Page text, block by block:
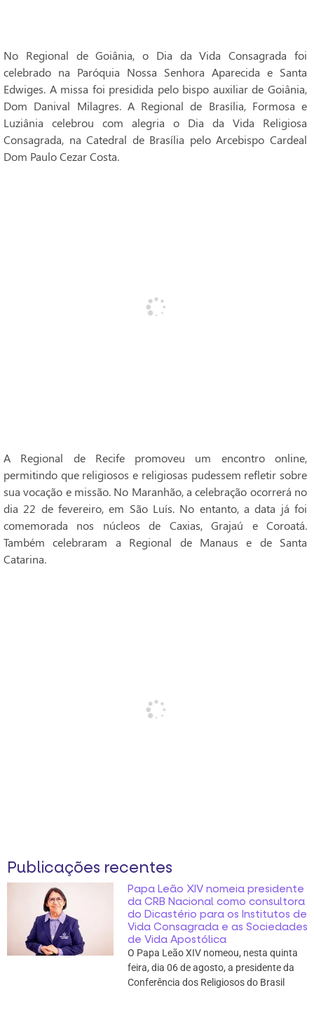
No Regional de Goiânia, o Dia da Vida Consagrada foi
celebrado na Paróquia Nossa Senhora Aparecida e Santa
Edwiges. A missa foi presidida pelo bispo auxiliar de Goiânia,
Dom Danival Milagres. A Regional de Brasília, Formosa e
Luziânia celebrou com alegria o Dia da Vida Religiosa
Consagrada, na Catedral de Brasília pelo Arcebispo Cardeal
Dom Paulo Cezar Costa.
A Regional de Recife promoveu um encontro online,
permitindo que religiosos e religiosas pudessem refletir sobre
sua vocação e missão. No Maranhão, a celebração ocorrerá no
dia 22 de fevereiro, em São Luís. No entanto, a data já foi
comemorada nos núcleos de Caxias, Grajaú e Coroatá.
Também celebraram a Regional de Manaus e de Santa
Catarina.
Publicações recentes
Papa Leão XIV nomeia presidente
da CRB Nacional como consultora
do Dicastério para os Institutos de
Vida Consagrada e as Sociedades
de Vida Apostólica
O Papa Leão XIV nomeou, nesta quinta
feira, dia 06 de agosto, a presidente da
Conferência dos Religiosos do Brasil